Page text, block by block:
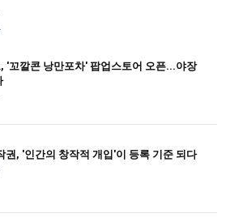
'꼬깔콘 낭만포차' 팝업스토어 오픈...야장
권, '인간의 창작적 개입'이 등록 기준 되다